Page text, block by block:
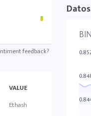
feedback?
VALUE
Ethash